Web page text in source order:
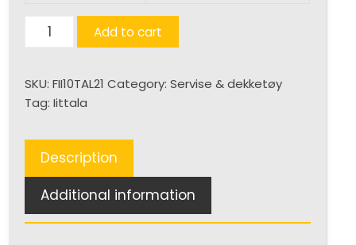
Teema
tallerken
quantity
Add to cart
SKU:FII10TAL21 Category:Servise & dekketøy
Tag:Iittala
Description
Additional information